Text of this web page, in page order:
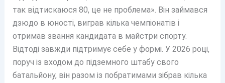
так відтискаюся 80, це не проблема». Він займався
дзюдо в юності, виграв кілька чемпіонатів і
отримав звання кандидата в майстри спорту.
Відтоді завжди підтримує себе у формі. У 2026 році,
поруч із входом до підземного штабу свого
батальйону, він разом із побратимами зібрав кілька